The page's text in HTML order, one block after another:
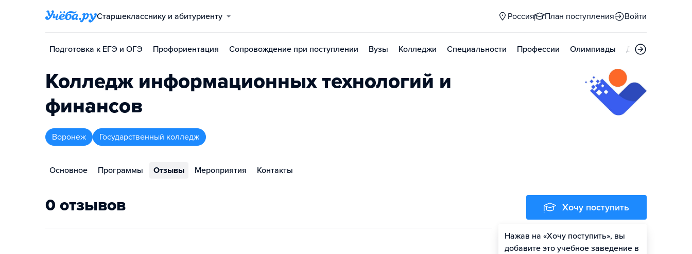
Старшекласснику и абитуриенту Россия План поступления Войти
Подготовка к ЕГЭ и ОГЭ Профориентация Сопровождение при поступлении Вузы Колледжи Специальности Профессии Олимпиады Дни открытых
Колледж информационных технологий и
финансов
Воронеж Государственный колледж
Основное Программы Отзывы Мероприятия Контакты
0 отзывов Хочу поступить
Нажав на «Хочу поступить», вы
добавите это учебное заведение в